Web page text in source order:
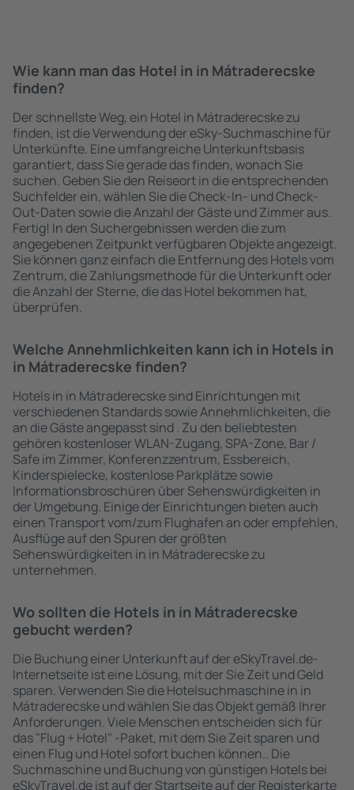
Wie kann man das Hotel in in Mátraderecske
finden?
Der schnellste Weg, ein Hotel in Mátraderecske zu
finden, ist die Verwendung der eSky-Suchmaschine für
Unterkünfte. Eine umfangreiche Unterkunftsbasis
garantiert, dass Sie gerade das finden, wonach Sie
suchen. Geben Sie den Reiseort in die entsprechenden
Suchfelder ein, wählen Sie die Check-In- und Check-
Out-Daten sowie die Anzahl der Gäste und Zimmer aus.
Fertig! In den Suchergebnissen werden die zum
angegebenen Zeitpunkt verfügbaren Objekte angezeigt.
Sie können ganz einfach die Entfernung des Hotels vom
Zentrum, die Zahlungsmethode für die Unterkunft oder
die Anzahl der Sterne, die das Hotel bekommen hat,
überprüfen.
Welche Annehmlichkeiten kann ich in Hotels in
in Mátraderecske finden?
Hotels in in Mátraderecske sind Einrichtungen mit
verschiedenen Standards sowie Annehmlichkeiten, die
an die Gäste angepasst sind . Zu den beliebtesten
gehören kostenloser WLAN-Zugang, SPA-Zone, Bar /
Safe im Zimmer, Konferenzzentrum, Essbereich,
Kinderspielecke, kostenlose Parkplätze sowie
Informationsbroschüren über Sehenswürdigkeiten in
der Umgebung. Einige der Einrichtungen bieten auch
einen Transport vom/zum Flughafen an oder empfehlen,
Ausflüge auf den Spuren der größten
Sehenswürdigkeiten in in Mátraderecske zu
unternehmen.
Wo sollten die Hotels in in Mátraderecske
gebucht werden?
Die Buchung einer Unterkunft auf der eSkyTravel.de-
Internetseite ist eine Lösung, mit der Sie Zeit und Geld
sparen. Verwenden Sie die Hotelsuchmaschine in in
Mátraderecske und wählen Sie das Objekt gemäß Ihrer
Anforderungen. Viele Menschen entscheiden sich für
das "Flug + Hotel" -Paket, mit dem Sie Zeit sparen und
einen Flug und Hotel sofort buchen können.. Die
Suchmaschine und Buchung von günstigen Hotels bei
eSkyTravel.de ist auf der Startseite auf der Registerkarte